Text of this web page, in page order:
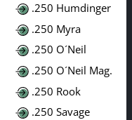
.250 Humdinger
.250 Myra
.250 O´Neil
.250 O´Neil Mag.
.250 Rook
.250 Savage